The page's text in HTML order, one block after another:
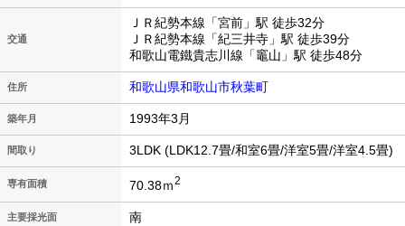
交通
ＪＲ紀勢本線「宮前」駅 徒歩32分
ＪＲ紀勢本線「紀三井寺」駅 徒歩39分
和歌山電鐵貴志川線「竈山」駅 徒歩48分
住所 和歌山県和歌山市秋葉町
築年月 1993年3月
間取り 3LDK (LDK12.7畳/和室6畳/洋室5畳/洋室4.5畳)
専有面積 70.38ｍ2
主要採光面 南